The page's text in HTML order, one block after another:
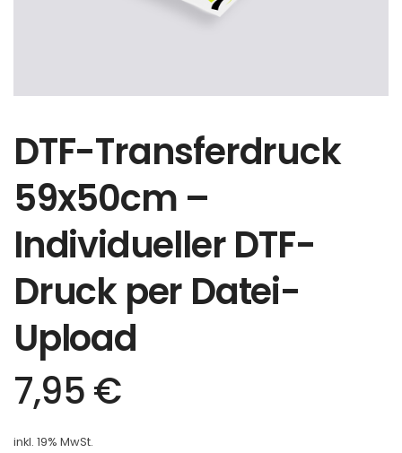
DTF-Transferdruck
59x50cm –
Individueller DTF-
Druck per Datei-
Upload
7,95€
inkl. 19% MwSt.